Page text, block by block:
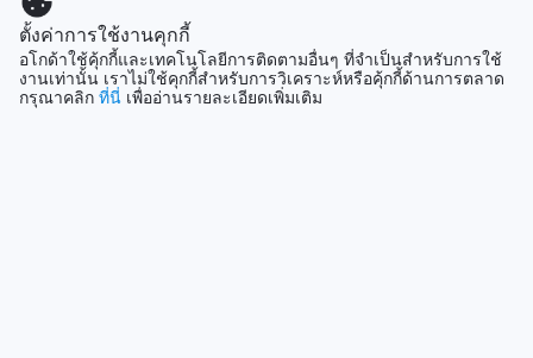
สวนป่า รีสอร์ท (SHA Extra Plus) เป็นโรงแรมที่ตั้งอยู่ใกล้กับ
สถานีรถไฟสุรินทร์ ทำให้การเดินทางสะดวกสบายและง่ายมาก
สำหรับผู้ที่มาเยือนโรงแรมนี้ สามารถเดินทางมาโรงแรมได้โดย
ใช้รถไฟสายหลักสุรินทร์-กรุงเทพฯ โดยสถานีรถไฟสุรินทร์เป็น
สถานีหลักที่สามารถเชื่อมต่อกับสถานีรถไฟในทุกภาคของ
ที่เที่ยวกำลังมาแรง
ตั้งค่าการใช้งานคุกกี้
อโกด้าใช้คุ้กกี้และเทคโนโลยีการติดตามอื่นๆ ที่จำเป็นสำหรับการใช้
งานเท่านั้น เราไม่ใช้คุกกี้สำหรับการวิเคราะห์หรือคุ้กกี้ด้านการตลาด
กรุณาคลิก ที่นี่ เพื่ออ่านรายละเอียดเพิ่มเติม